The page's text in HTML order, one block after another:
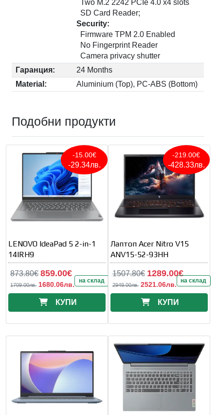
Two M.2 2242 PCIe 4.0 x4 slots
SD Card Reader;
Security:
Firmware TPM 2.0 Enabled
No Fingerprint Reader
Camera privacy shutter
Гаранция:
24 Months
Material:
Aluminium (Top), PC-ABS (Bottom)
Подобни продукти
-15.00€
-29.34лв.
LENOVO IdeaPad 5 2-in-1
14IRH9
873.80€ 859.00€
1709.00лв. 1680.06лв. на склад
КУПИ
-219.00€
-428.33лв.
Лаптоп Acer Nitro V15
ANV15-52-93HH
1507.80€ 1289.00€
2949.00лв. 2521.06лв. на склад
КУПИ